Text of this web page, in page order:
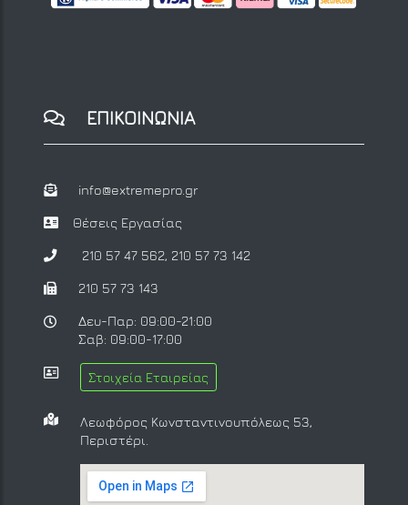
ΕΠΙΚΟΙΝΩΝΙΑ
info@extremepro.gr
Θέσεις Εργασίας
210 57 47 562, 210 57 73 142
210 57 73 143
Δευ-Παρ: 09:00-21:00
Σαβ: 09:00-17:00
Στοιχεία Εταιρείας
Λεωφόρος Κωνσταντινουπόλεως 53,
Περιστέρι.